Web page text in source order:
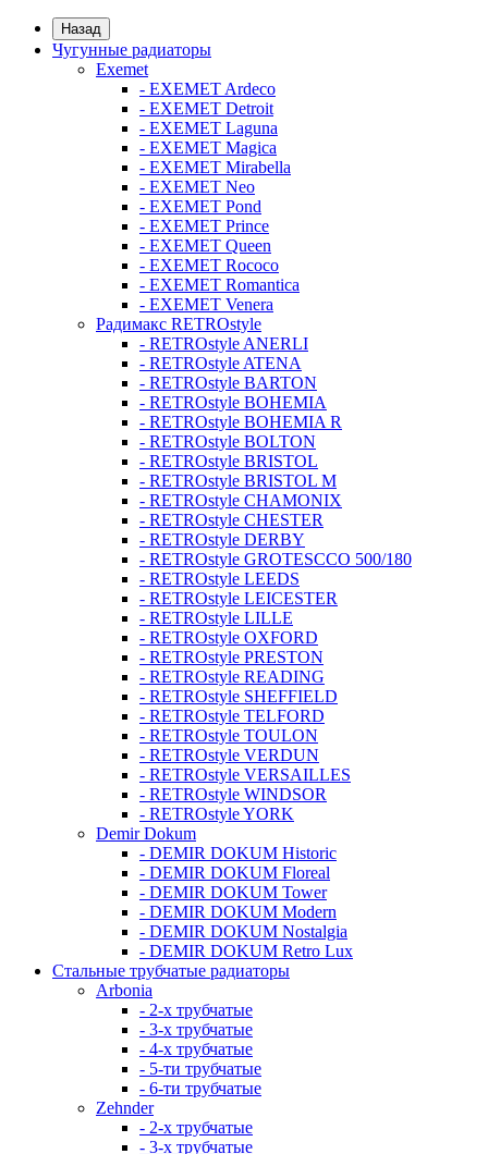
Назад
Чугунные радиаторы
Exemet
- EXEMET Ardeco
- EXEMET Detroit
- EXEMET Laguna
- EXEMET Magica
- EXEMET Mirabella
- EXEMET Neo
- EXEMET Pond
- EXEMET Prince
- EXEMET Queen
- EXEMET Rococo
- EXEMET Romantica
- EXEMET Venera
Радимакс RETROstyle
- RETROstyle ANERLI
- RETROstyle ATENA
- RETROstyle BARTON
- RETROstyle BOHEMIA
- RETROstyle BOHEMIA R
- RETROstyle BOLTON
- RETROstyle BRISTOL
- RETROstyle BRISTOL M
- RETROstyle CHAMONIX
- RETROstyle CHESTER
- RETROstyle DERBY
- RETROstyle GROTESCCO 500/180
- RETROstyle LEEDS
- RETROstyle LEICESTER
- RETROstyle LILLE
- RETROstyle OXFORD
- RETROstyle PRESTON
- RETROstyle READING
- RETROstyle SHEFFIELD
- RETROstyle TELFORD
- RETROstyle TOULON
- RETROstyle VERDUN
- RETROstyle VERSAILLES
- RETROstyle WINDSOR
- RETROstyle YORK
Demir Dokum
- DEMIR DOKUM Historic
- DEMIR DOKUM Floreal
- DEMIR DOKUM Tower
- DEMIR DOKUM Modern
- DEMIR DOKUM Nostalgia
- DEMIR DOKUM Retro Lux
Стальные трубчатые радиаторы
Arbonia
- 2-х трубчатые
- 3-х трубчатые
- 4-х трубчатые
- 5-ти трубчатые
- 6-ти трубчатые
Zehnder
- 2-х трубчатые
- 3-х трубчатые